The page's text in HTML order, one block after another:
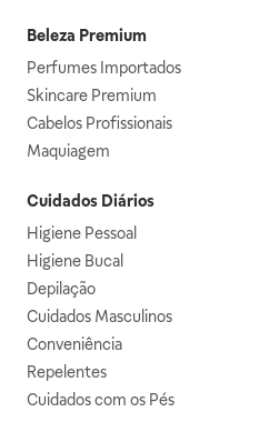
Beleza Premium
Perfumes Importados
Skincare Premium
Cabelos Profissionais
Maquiagem
Cuidados Diários
Higiene Pessoal
Higiene Bucal
Depilação
Cuidados Masculinos
Conveniência
Repelentes
Cuidados com os Pés